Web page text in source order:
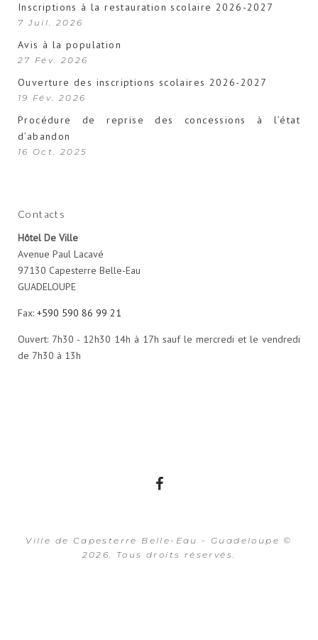
Inscriptions à la restauration scolaire 2026-2027
7 Juil. 2026
Avis à la population
27 Fév. 2026
Ouverture des inscriptions scolaires 2026-2027
19 Fév. 2026
Procédure de reprise des concessions à l’état
d’abandon
16 Oct. 2025
Contacts
Hôtel De Ville
Avenue Paul Lacavé
97130 Capesterre Belle-Eau
GUADELOUPE
Fax: +590 590 86 99 21
Ouvert: 7h30 - 12h30 14h à 17h sauf le mercredi et le vendredi
de 7h30 à 13h
Ville de Capesterre Belle-Eau - Guadeloupe ©
2026. Tous droits réservés.